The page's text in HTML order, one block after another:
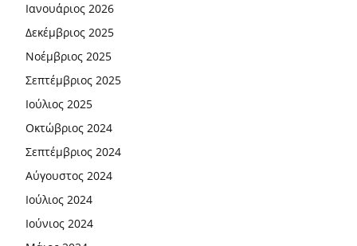
Ιανουάριος 2026
Δεκέμβριος 2025
Νοέμβριος 2025
Σεπτέμβριος 2025
Ιούλιος 2025
Οκτώβριος 2024
Σεπτέμβριος 2024
Αύγουστος 2024
Ιούλιος 2024
Ιούνιος 2024